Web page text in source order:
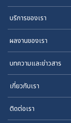
บริการของเรา
ผลงานของเรา
บทความและข่าวสาร
เกี่ยวกับเรา
ติดต่อเรา